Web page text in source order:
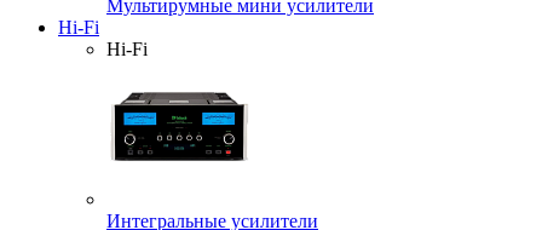
Мультирумные мини усилители
Hi-Fi
Hi-Fi
Интегральные усилители